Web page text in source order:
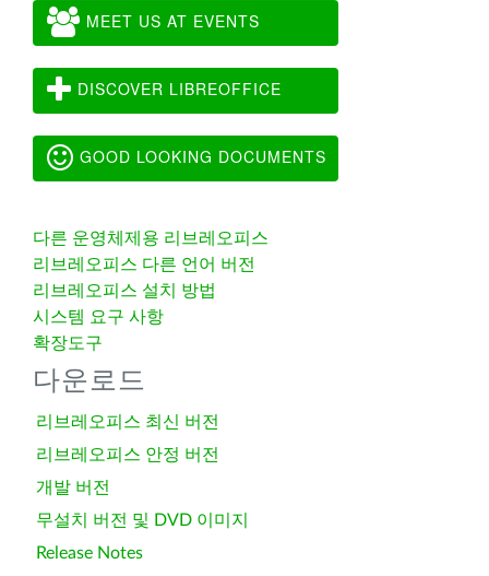
MEET US AT EVENTS
DISCOVER LIBREOFFICE
GOOD LOOKING DOCUMENTS
다른 운영체제용 리브레오피스
리브레오피스 다른 언어 버전
리브레오피스 설치 방법
시스템 요구 사항
확장도구
다운로드
리브레오피스 최신 버전
리브레오피스 안정 버전
개발 버전
무설치 버전 및 DVD 이미지
Release Notes